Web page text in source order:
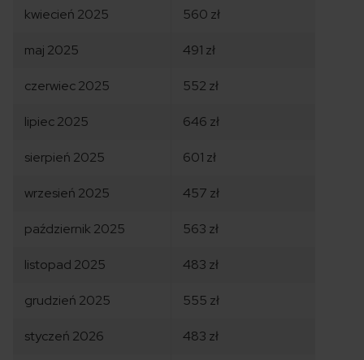
kwiecień 2025 560 zł
maj 2025 491 zł
czerwiec 2025 552 zł
lipiec 2025 646 zł
sierpień 2025 601 zł
wrzesień 2025 457 zł
październik 2025 563 zł
listopad 2025 483 zł
grudzień 2025 555 zł
styczeń 2026 483 zł